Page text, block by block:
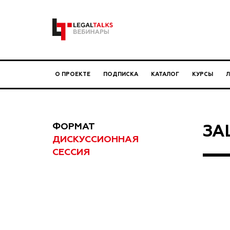
О ПРОЕКТЕ ПОДПИСКА КАТАЛОГ КУРСЫ
ФОРМАТ
ДИСКУССИОННАЯ
СЕССИЯ